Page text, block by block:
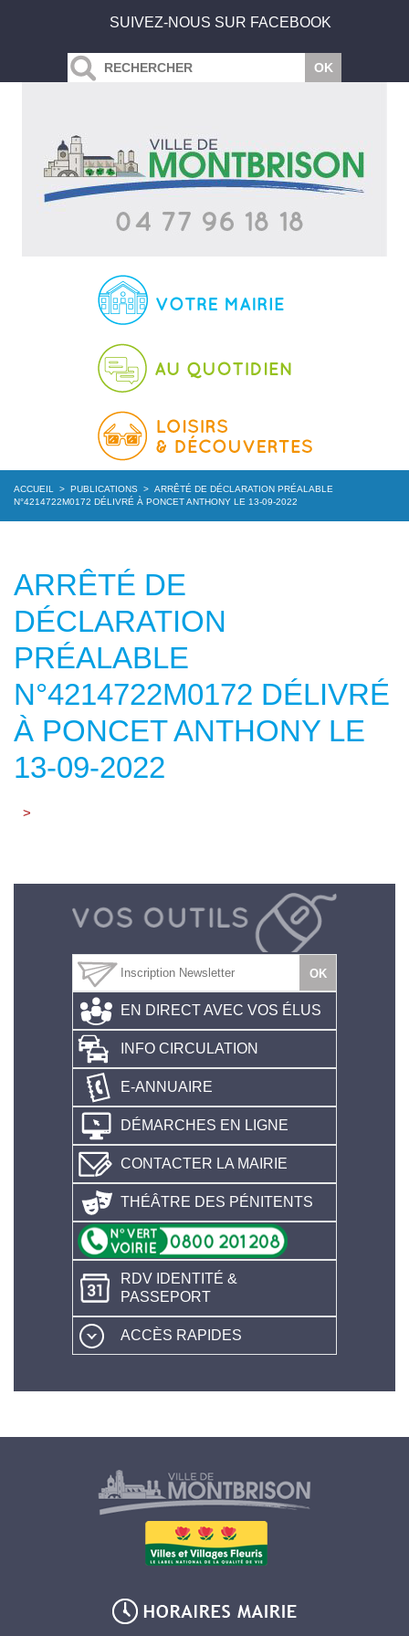
SUIVEZ-NOUS SUR FACEBOOK
ACCUEIL > PUBLICATIONS > ARRÊTÉ DE DÉCLARATION PRÉALABLE
N°4214722M0172 DÉLIVRÉ À PONCET ANTHONY LE 13-09-2022
ARRÊTÉ DE
DÉCLARATION
PRÉALABLE
N°4214722M0172 DÉLIVRÉ
À PONCET ANTHONY LE
13-09-2022
>
EN DIRECT AVEC VOS ÉLUS
INFO CIRCULATION
E-ANNUAIRE
DÉMARCHES EN LIGNE
CONTACTER LA MAIRIE
THÉÂTRE DES PÉNITENTS
RDV IDENTITÉ &
PASSEPORT
ACCÈS RAPIDES